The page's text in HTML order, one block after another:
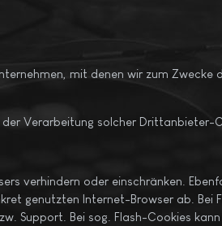
mit denen wir zum Zwecke
Verarbeitung solcher
verhindern oder einschränken.
genutzten Internet-Browser ab. Bei
Support. Bei sog. Flash-Cookies